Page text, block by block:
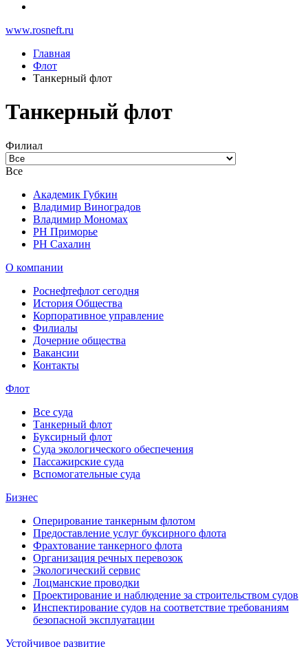
www.rosneft.ru
Главная
Флот
Танкерный флот
Танкерный флот
Филиал
Все
Академик Губкин
Владимир Виноградов
Владимир Мономах
РН Приморье
РН Сахалин
О компании
Роснефтефлот сегодня
История Общества
Корпоративное управление
Филиалы
Дочерние общества
Вакансии
Контакты
Флот
Все суда
Танкерный флот
Буксирный флот
Суда экологического обеспечения
Пассажирские суда
Вспомогательные суда
Бизнес
Оперирование танкерным флотом
Предоставление услуг буксирного флота
Фрахтование танкерного флота
Организация речных перевозок
Экологический сервис
Лоцманские проводки
Проектирование и наблюдение за строительством судов
Инспектирование судов на соответствие требованиям
безопасной эксплуатации
Устойчивое развитие